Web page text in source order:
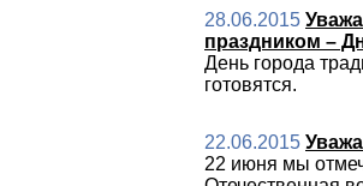
28.06.2015
праздником –
День города
готовятся.
22.06.2015
22 июня мы